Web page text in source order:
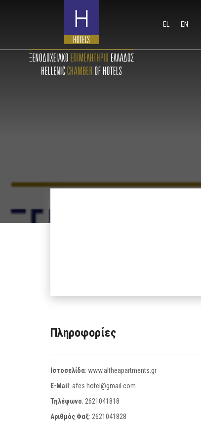
EL EN
Πληροφορίες
Ιστοσελίδα: www.altheapartments.gr
E-Mail : afes.hotel@gmail.com
Τηλέφωνο: 2621041818
Αριθμός Φαξ: 2621041828